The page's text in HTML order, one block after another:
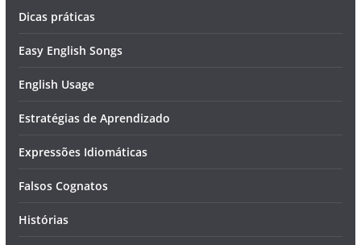
Dicas práticas
Easy English Songs
English Usage
Estratégias de Aprendizado
Expressões Idiomáticas
Falsos Cognatos
Histórias